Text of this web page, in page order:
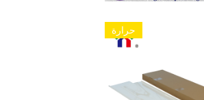
حرارة